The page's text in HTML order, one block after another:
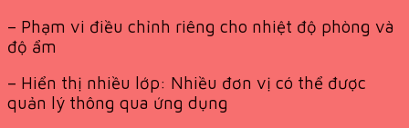
– Phạm vi điều chỉnh riêng cho nhiệt độ phòng và
độ ẩm
– Hiển thị nhiều lớp: Nhiều đơn vị có thể được
quản lý thông qua ứng dụng